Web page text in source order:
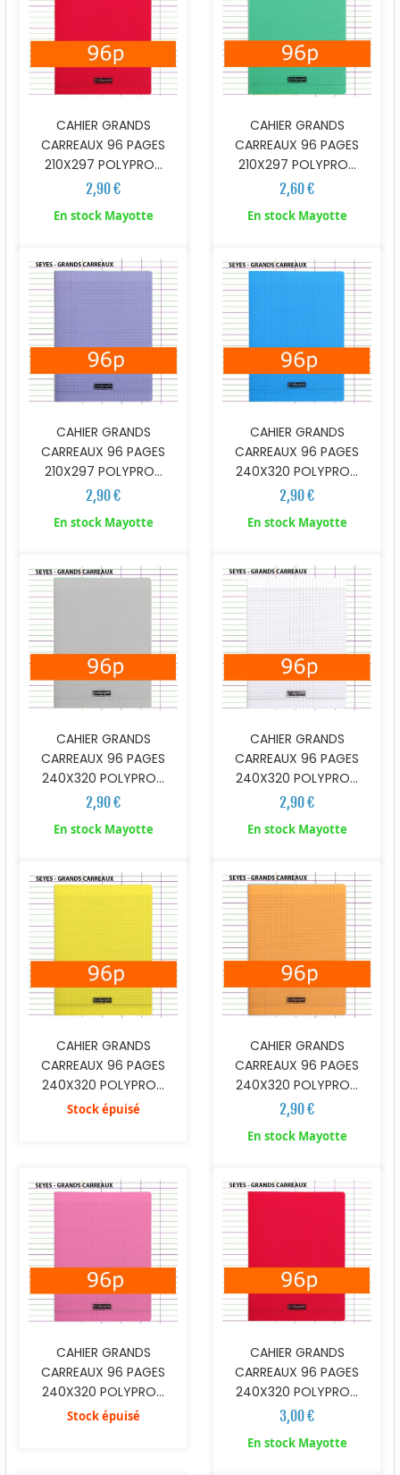
CAHIER GRANDS
CARREAUX 96 PAGES
210X297 POLYPRO...
2,90 €
En stock Mayotte
CAHIER GRANDS
CARREAUX 96 PAGES
210X297 POLYPRO...
2,60 €
En stock Mayotte
CAHIER GRANDS
CARREAUX 96 PAGES
210X297 POLYPRO...
2,90 €
En stock Mayotte
CAHIER GRANDS
CARREAUX 96 PAGES
240X320 POLYPRO...
2,90 €
En stock Mayotte
CAHIER GRANDS
CARREAUX 96 PAGES
240X320 POLYPRO...
2,90 €
En stock Mayotte
CAHIER GRANDS
CARREAUX 96 PAGES
240X320 POLYPRO...
2,90 €
En stock Mayotte
CAHIER GRANDS
CARREAUX 96 PAGES
240X320 POLYPRO...
Stock épuisé
CAHIER GRANDS
CARREAUX 96 PAGES
240X320 POLYPRO...
2,90 €
En stock Mayotte
CAHIER GRANDS
CARREAUX 96 PAGES
240X320 POLYPRO...
Stock épuisé
CAHIER GRANDS
CARREAUX 96 PAGES
240X320 POLYPRO...
3,00 €
En stock Mayotte